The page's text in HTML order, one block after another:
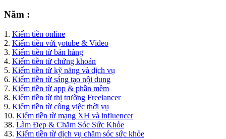
Năm :
1. Kiếm tiền online
2. Kiếm tiền với yotube & Video
3. Kiếm tiền từ bán hàng
4. Kiếm tiền từ chứng khoán
5. Kiếm tiền từ kỹ năng và dịch vụ
6. Kiếm tiền từ sáng tạo nội dung
7. Kiếm tiền từ app & phần mềm
8. Kiếm tiền từ thị trường Freelancer
9. Kiếm tiền từ công việc thời vụ
10. Kiếm tiền từ mạng XH và influencer
38. Làm Đẹp & Chăm Sóc Sức Khỏe
43. Kiếm tiền từ dịch vụ chăm sóc sức khỏe